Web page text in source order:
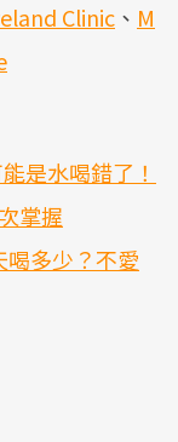
Clinic 、 M
是水喝錯了！
掌握
喝多少？不愛